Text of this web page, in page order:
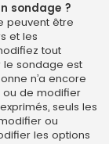
sondage ?
peuvent être
et les
tout
le sondage est
n’a encore
ou de modifier
seuls les
ou
les options